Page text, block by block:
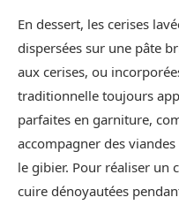
En dessert, les cerises
dispersées sur une pâte
aux cerises, ou
traditionnelle toujours
parfaites en garniture,
accompagner des
le gibier. Pour réaliser un
cuire dénoyautées